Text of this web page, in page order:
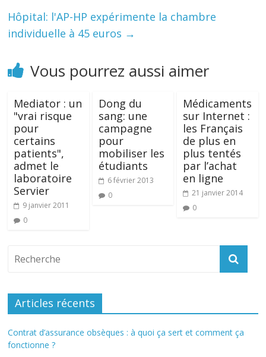
Hôpital: l'AP-HP expérimente la chambre
individuelle à 45 euros →
Vous pourrez aussi aimer
Mediator : un
"vrai risque
pour
certains
patients",
admet le
laboratoire
Servier
9 janvier 2011
0
Dong du
sang: une
campagne
pour
mobiliser les
étudiants
6 février 2013
0
Médicaments
sur Internet :
les Français
de plus en
plus tentés
par l’achat
en ligne
21 janvier 2014
0
Articles récents
Contrat d’assurance obsèques : à quoi ça sert et comment ça
fonctionne ?